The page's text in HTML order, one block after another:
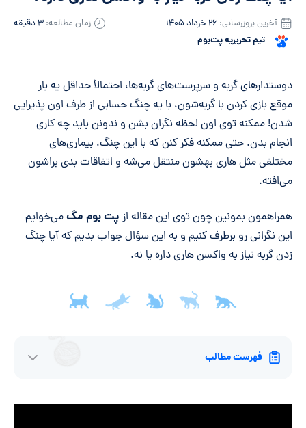
تیم تحریریه پت‌بوم
آخرین بروزرسانی: ۲۶ خرداد ۱۴۰۵ زمان مطالعه: ۳ دقیقه
خلاصه مقاله
دوستدارهای گربه و سرپرست‌های گربه‌ها، احتمالاً حداقل یه بار
موقع بازی کردن با گربه‌شون، با یه چنگ حسابی از طرف اون پذیرایی
شدن! ممکنه توی اون لحظه نگران بشن و ندونن باید چه کاری
انجام بدن. حتی ممکنه فکر کنن که با این چنگ، بیماری‌های
مختلفی مثل هاری بهشون منتقل می‌شه و اتفاقات بدی براشون
می‌افته.
همراهمون بمونین چون توی این مقاله از پت بوم مگمی‌خوایم
این نگرانی رو برطرف کنیم و به این سؤال جواب بدیم که آیا چنگ
زدن گربه نیاز به واکسن هاری داره یا نه.
فهرست مطالب